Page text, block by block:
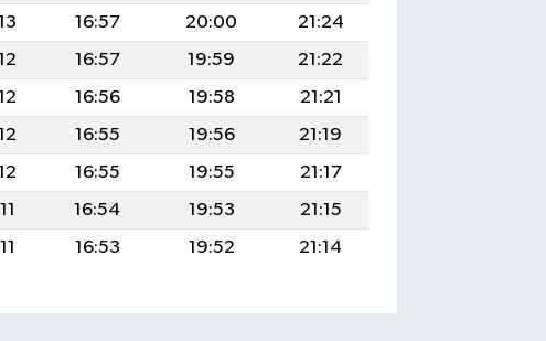
16:57 20:00
21:24
16:57 19:59
21:22
16:56 19:58
21:21
16:55 19:56
21:19
16:55 19:55
21:17
16:54 19:53
21:15
16:53 19:52 21:14